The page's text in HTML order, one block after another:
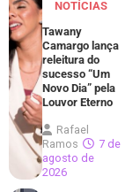
NOTÍCIAS
Tawany
Camargo lança
releitura do
sucesso “Um
Novo Dia” pela
Louvor Eterno
Rafael
Ramos
7 de
agosto de
2026